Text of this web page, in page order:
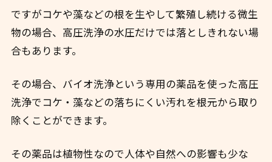
ですがコケや藻などの根を生やして繁殖し続ける微生
物の場合、高圧洗浄の水圧だけでは落としきれない場
合もあります。
その場合、バイオ洗浄という専用の薬品を使った高圧
洗浄でコケ・藻などの落ちにくい汚れを根元から取り
除くことができます。
その薬品は植物性なので人体や自然への影響も少な